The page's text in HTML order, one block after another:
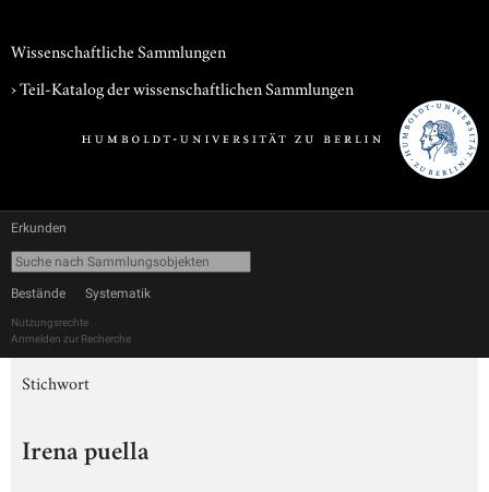
Wissenschaftliche Sammlungen
› Teil-Katalog der wissenschaftlichen Sammlungen
Erkunden
Bestände Systematik
Nutzungsrechte
Anmelden zur Recherche
Stichwort
Irena puella